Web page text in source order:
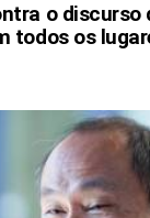
o discurso
todos os